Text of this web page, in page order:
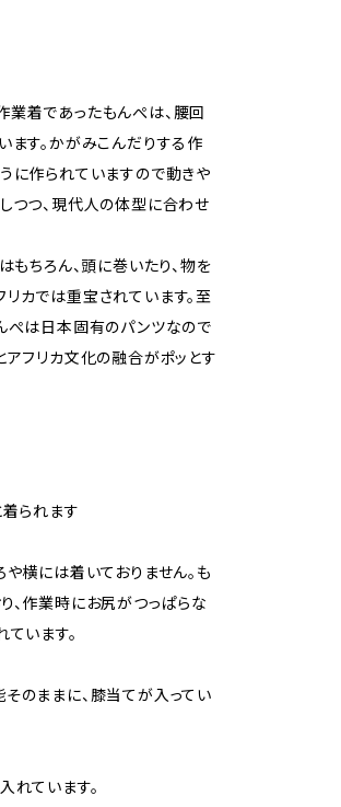
着であったもんぺは、腰回
ます。かがみこんだりする作
に作られていますので動きや
つつ、現代人の体型に合わせ
もちろん、頭に巻いたり、物を
カでは重宝されています。至
ぺは日本固有のパンツなので
アフリカ文化の融合がポッとす
着られます
横には着いておりません。も
、作業時にお尻がつっぱらな
います。
のままに、膝当てが入ってい
れています。